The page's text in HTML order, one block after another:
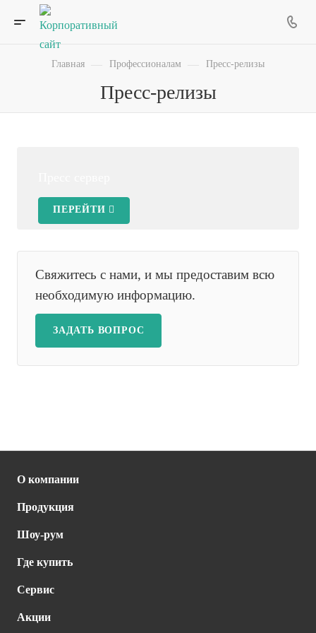
Главная Профессионалам Пресс-релизы
Пресс-релизы
ПЕРЕЙТИ
Свяжитесь с нами, и мы предоставим всю
необходимую информацию.
ЗАДАТЬ ВОПРОС
О компании
Продукция
Шоу-рум
Где купить
Сервис
Акции